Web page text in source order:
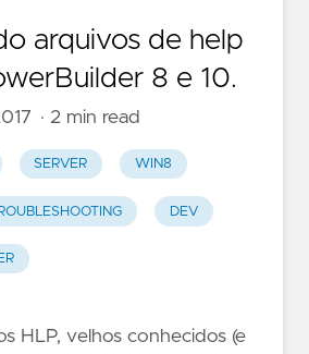
arquivos de help
8 e 10.
· 2 min read
SERVER WIN8
DEV
HLP, velhos conhecidos (e